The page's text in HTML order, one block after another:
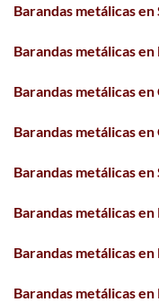
Barandas metálicas en
Barandas metálicas
Barandas metálicas en
Barandas metálicas en
Barandas metálicas en
Barandas metálicas
Barandas metálicas
Barandas metálicas